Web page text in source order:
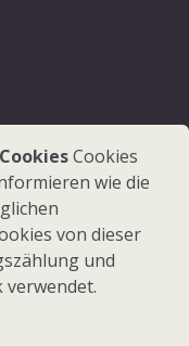
Cookies
wie die
von dieser
und